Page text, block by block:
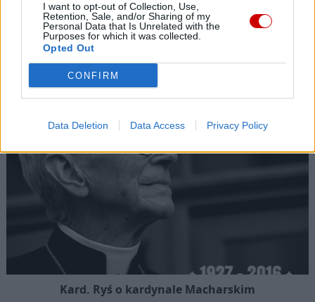
I want to opt-out of Collection, Use,
Retention, Sale, and/or Sharing of my
Personal Data that Is Unrelated with the
Purposes for which it was collected.
Opted Out
CONFIRM
Data Deletion Data Access Privacy Policy
Kard. Sarah: Obrzędów nie można arbitralnie znosić
Kard. Ryś o kardynale Macharskim